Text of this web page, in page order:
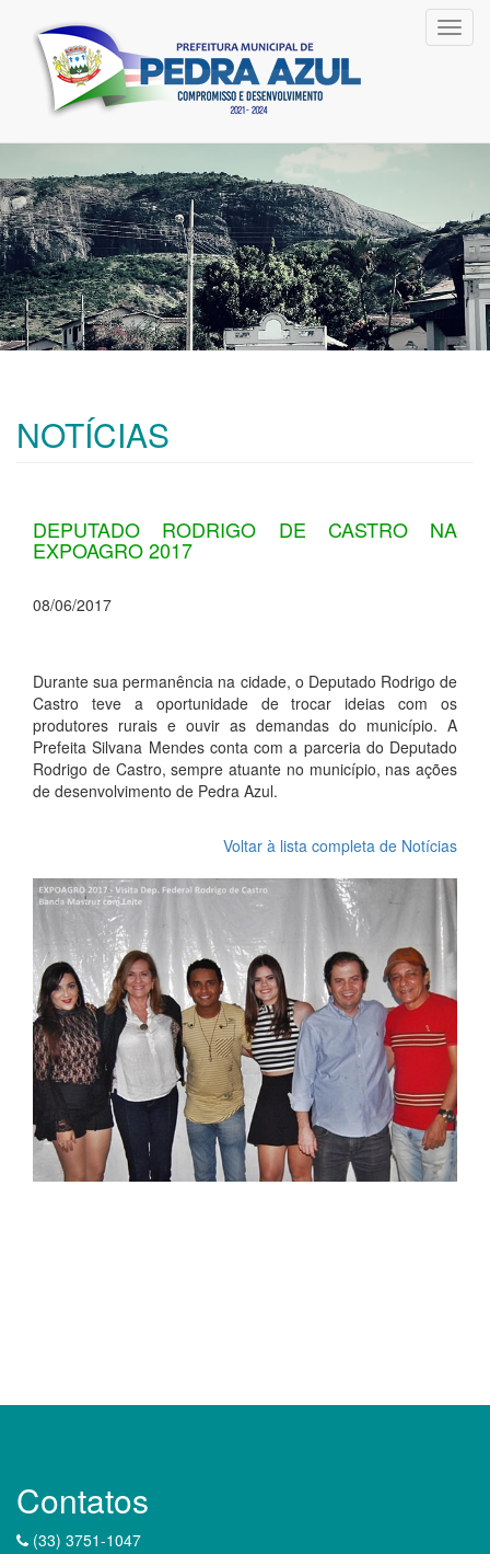
NOTÍCIAS
DEPUTADO RODRIGO DE CASTRO NA
EXPOAGRO 2017
08/06/2017
Durante sua permanência na cidade, o Deputado Rodrigo de
Castro teve a oportunidade de trocar ideias com os
produtores rurais e ouvir as demandas do município. A
Prefeita Silvana Mendes conta com a parceria do Deputado
Rodrigo de Castro, sempre atuante no município, nas ações
de desenvolvimento de Pedra Azul.
Voltar à lista completa de Notícias
Contatos
(33) 3751-1047